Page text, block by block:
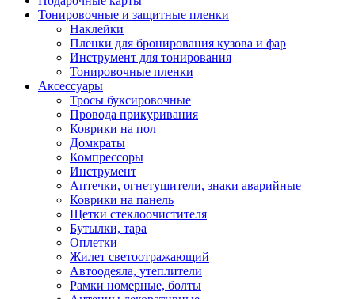
Тонировочные и защитные пленки
Наклейки
Пленки для бронирования кузова и фар
Инструмент для тонирования
Тонировочные пленки
Аксессуары
Тросы буксировочные
Провода прикуривания
Коврики на пол
Домкраты
Компрессоры
Инструмент
Аптечки, огнетушители, знаки аварийные
Коврики на панель
Щетки стеклоочистителя
Бутылки, тара
Оплетки
Жилет светоотражающий
Автоодеяла, утеплители
Рамки номерные, болты